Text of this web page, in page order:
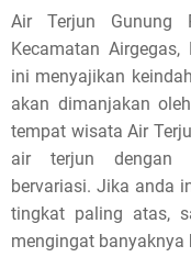
Air Terjun Gunung
Kecamatan
ini menyajikan
akan dimanjakan
tempat wisata Air
air terjun dengan
bervariasi. Jika anda
tingkat paling atas,
mengingat banyaknya